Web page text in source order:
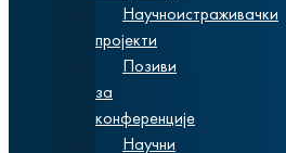
Научноистраживачки
пројекти
Позиви
за
конференције
Научни